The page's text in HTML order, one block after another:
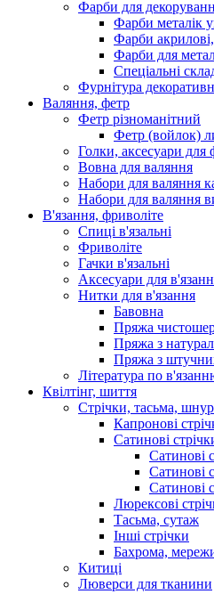
Фарби для
Фарби металік
Фарби акрилові,
Фарби для
Спеціальні
Фурнітура
Валяння, фетр
Фетр різноманітний
Фетр (войлок)
Голки, аксесуари для
Вовна для валяння
Набори для валяння
Набори для валяння
В'язання, фриволіте
Спиці в'язальні
Фриволіте
Гачки в'язальні
Аксесуари для
Нитки для в'язання
Бавовна
Пряжа
Пряжа з
Пряжа з
Література по
Квілтінг, шиття
Стрічки, тасьма,
Капронові
Сатинові
Сатинові
Сатинові
Сатинові
Люрексові
Тасьма, сутаж
Інші стрічки
Бахрома,
Китиці
Люверси для тканини